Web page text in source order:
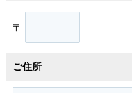
〒
ご住所